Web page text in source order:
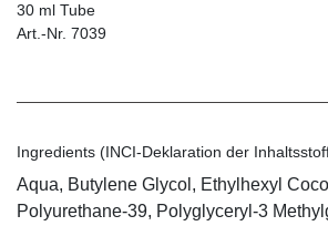
30 ml Tube
Art.-Nr. 7039
Ingredients (INCI-Deklaration der
Aqua, Butylene Glycol, Ethylhexyl
Polyurethane-39, Polyglyceryl-3